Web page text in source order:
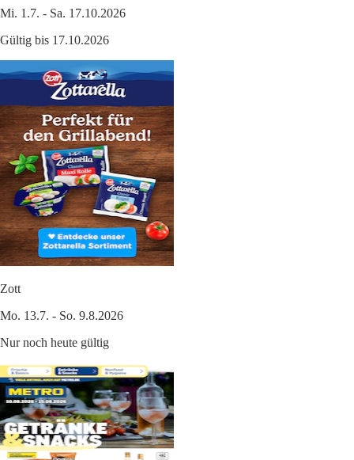
Mi. 1.7. - Sa. 17.10.2026
Gültig bis 17.10.2026
Zott
Mo. 13.7. - So. 9.8.2026
Nur noch heute gültig